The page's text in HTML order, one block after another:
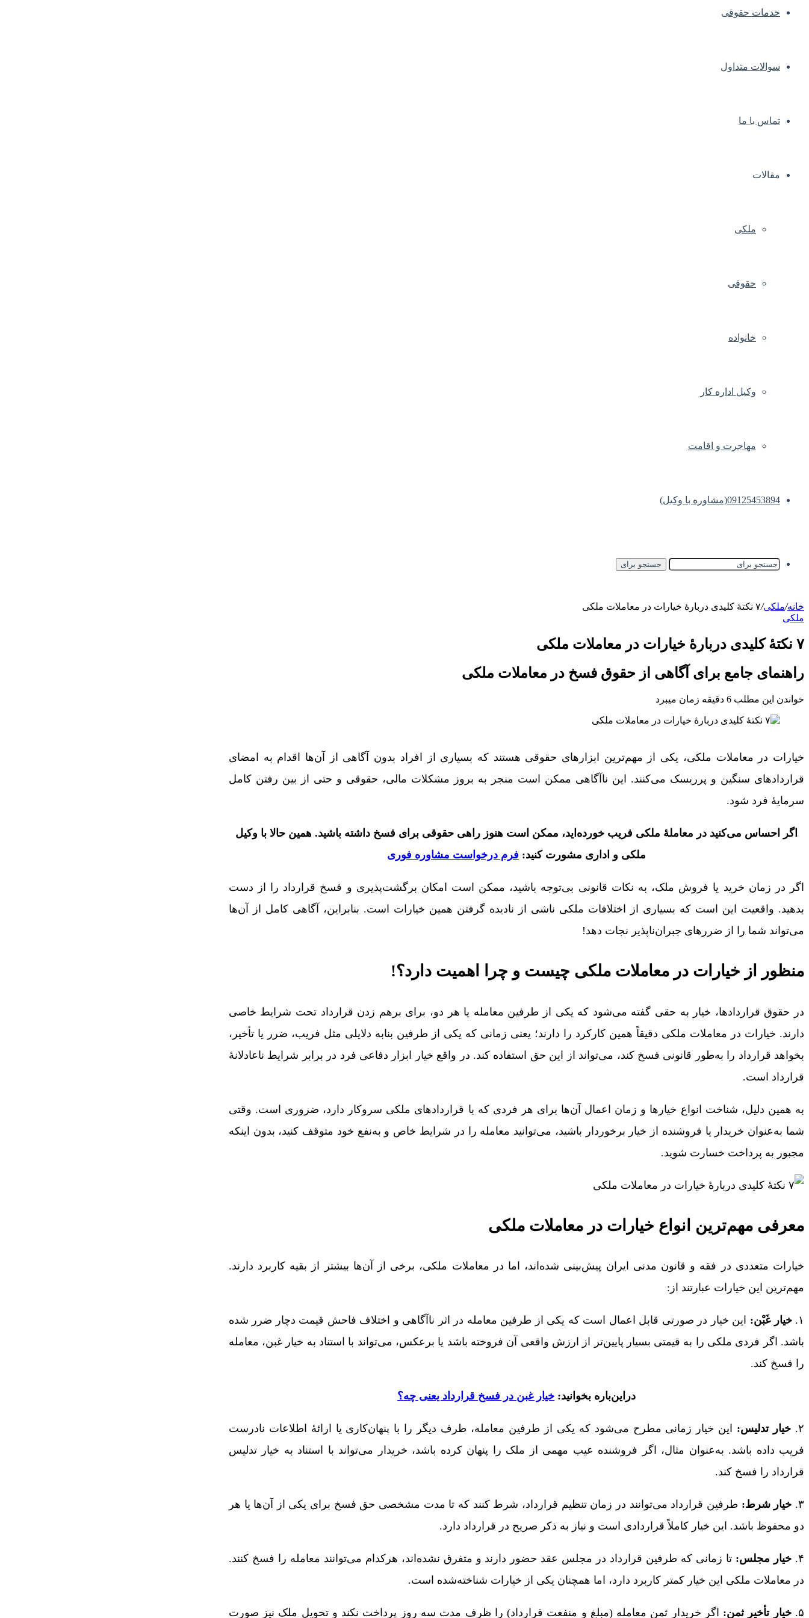
خدمات حقوقی
سوالات متداول
تماس با ما
مقالات
ملکی
حقوقی
خانواده
وکیل اداره کار
مهاجرت و اقامت
09125453894(مشاوره با وکیل)
جستجو برای
خانه/ملکی/۷ نکتۀ کلیدی دربارۀ خیارات در معاملات ملکی
ملکی
۷ نکتۀ کلیدی دربارۀ خیارات در معاملات ملکی
راهنمای جامع برای آگاهی از حقوق فسخ در معاملات ملکی
خواندن این مطلب 6 دقیقه زمان میبرد
خیارات در معاملات ملکی، یکی از مهم‌ترین ابزارهای حقوقی هستند که بسیاری از افراد بدون آگاهی از آن‌ها اقدام به امضای
قراردادهای سنگین و پرریسک می‌کنند. این ناآگاهی ممکن است منجر به بروز مشکلات مالی، حقوقی و حتی از بین رفتن کامل
سرمایۀ فرد شود.
اگر احساس می‌کنید در معاملۀ ملکی فریب خورده‌اید، ممکن است هنوز راهی حقوقی برای فسخ داشته باشید. همین حالا با وکیل
ملکی و اداری مشورت کنید: فرم درخواست مشاوره فوری
اگر در زمان خرید یا فروش ملک، به نکات قانونی بی‌توجه باشید، ممکن است امکان برگشت‌پذیری و فسخ قرارداد را از دست
بدهید. واقعیت این است که بسیاری از اختلافات ملکی ناشی از نادیده گرفتن همین خیارات است. بنابراین، آگاهی کامل از آن‌ها
می‌تواند شما را از ضررهای جبران‌ناپذیر نجات دهد!
منظور از خیارات در معاملات ملکی چیست و چرا اهمیت دارد؟!
در حقوق قراردادها، خیار به حقی گفته می‌شود که یکی از طرفین معامله یا هر دو، برای برهم زدن قرارداد تحت شرایط خاصی
دارند. خیارات در معاملات ملکی دقیقاً همین کارکرد را دارند؛ یعنی زمانی که یکی از طرفین بنابه دلایلی مثل فریب، ضرر یا تأخیر،
بخواهد قرارداد را به‌طور قانونی فسخ کند، می‌تواند از این حق استفاده کند. در واقع خیار ابزار دفاعی فرد در برابر شرایط ناعادلانۀ
قرارداد است.
به همین دلیل، شناخت انواع خیارها و زمان اعمال آن‌ها برای هر فردی که با قراردادهای ملکی سروکار دارد، ضروری است. وقتی
شما به‌عنوان خریدار یا فروشنده از خیار برخوردار باشید، می‌توانید معامله را در شرایط خاص و به‌نفع خود متوقف کنید، بدون اینکه
مجبور به پرداخت خسارت شوید.
معرفی مهم‌ترین انواع خیارات در معاملات ملکی
خیارات متعددی در فقه و قانون مدنی ایران پیش‌بینی شده‌اند، اما در معاملات ملکی، برخی از آن‌ها بیشتر از بقیه کاربرد دارند.
مهم‌ترین این خیارات عبارتند از:
۱. خیار غَبْن: این خیار در صورتی قابل اعمال است که یکی از طرفین معامله در اثر ناآگاهی و اختلاف فاحش قیمت دچار ضرر شده
باشد. اگر فردی ملکی را به قیمتی بسیار پایین‌تر از ارزش واقعی آن فروخته باشد یا برعکس، می‌تواند با استناد به خیار غبن، معامله
را فسخ کند.
دراین‌باره بخوانید:خیار غبن در فسخ قرارداد یعنی چه؟
۲. خیار تدلیس: این خیار زمانی مطرح می‌شود که یکی از طرفین معامله، طرف دیگر را با پنهان‌کاری یا ارائۀ اطلاعات نادرست
فریب داده باشد. به‌عنوان مثال، اگر فروشنده عیب مهمی از ملک را پنهان کرده باشد، خریدار می‌تواند با استناد به خیار تدلیس
قرارداد را فسخ کند.
۳. خیار شرط: طرفین قرارداد می‌توانند در زمان تنظیم قرارداد، شرط کنند که تا مدت مشخصی حق فسخ برای یکی از آن‌ها یا هر
دو محفوظ باشد. این خیار کاملاً قراردادی است و نیاز به ذکر صریح در قرارداد دارد.
۴. خیار مجلس: تا زمانی که طرفین قرارداد در مجلس عقد حضور دارند و متفرق نشده‌اند، هرکدام می‌توانند معامله را فسخ کنند.
در معاملات ملکی این خیار کمتر کاربرد دارد، اما همچنان یکی از خیارات شناخته‌شده است.
۵. خیار تأخیر ثمن: اگر خریدار ثمن معامله (مبلغ و منفعت قرارداد) را ظرف مدت سه روز پرداخت نکند و تحویل ملک نیز صورت